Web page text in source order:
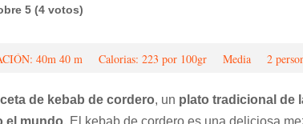
5 (4 votos)
40 m Calorias: 223 por 100gr Media 2
de kebab de cordero, un plato tradicional de
el mundo. El kebab de cordero es una deliciosa